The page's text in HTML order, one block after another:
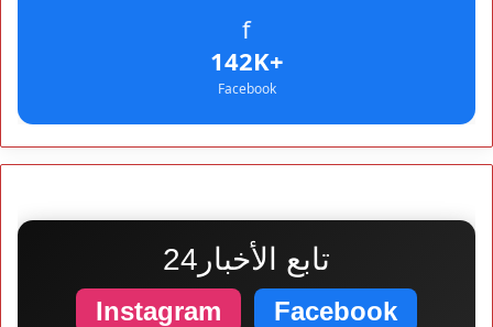
f
+142K
Facebook
تابع الأخبار24
Facebook
Instagram